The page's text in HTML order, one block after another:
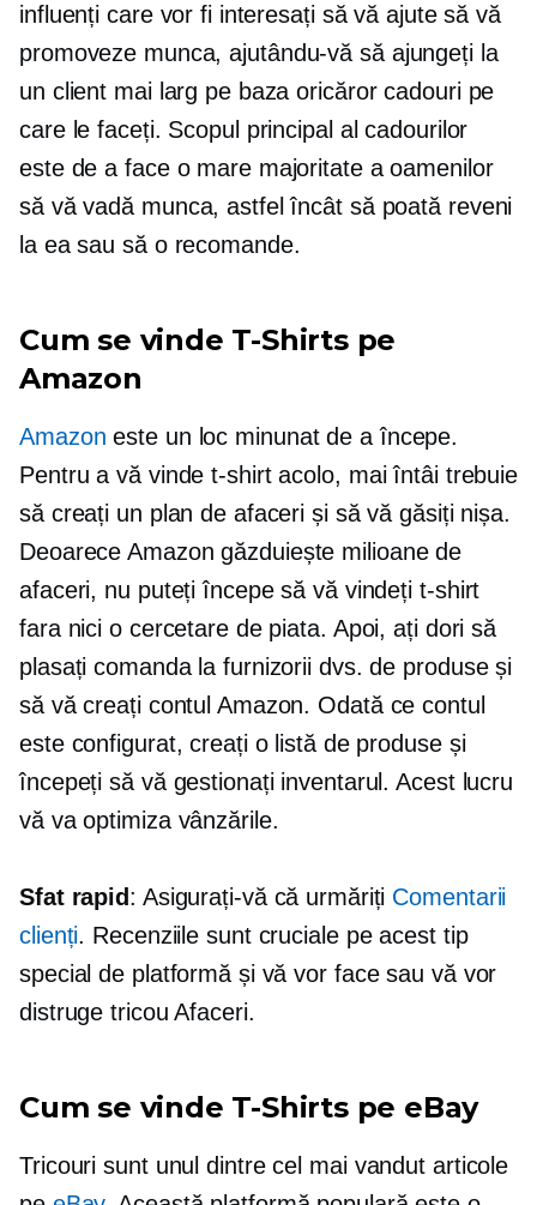
influenți care vor fi interesați să vă ajute să vă
promoveze munca, ajutându-vă să ajungeți la
un client mai larg pe baza oricăror cadouri pe
care le faceți. Scopul principal al cadourilor
este de a face o mare majoritate a oamenilor
să vă vadă munca, astfel încât să poată reveni
la ea sau să o recomande.
Cum se vinde T-Shirtspe
Amazon
Amazon este un loc minunat de a începe.
Pentru a vă vindet-shirtacolo, mai întâi trebuie
să creați un plan de afaceri și să vă găsiți nișa.
Deoarece Amazon găzduiește milioane de
afaceri, nu puteți începe să vă vindeți t-shirt
fara nici o cercetare de piata. Apoi, ați dori să
plasați comanda la furnizorii dvs. de produse și
să vă creați contul Amazon. Odată ce contul
este configurat, creați o listă de produse și
începeți să vă gestionați inventarul. Acest lucru
vă va optimiza vânzările.
Sfat rapid: Asigurați-vă că urmăriți Comentarii
clienți. Recenziile sunt cruciale pe acest tip
special de platformă și vă vor face sau vă vor
distrugetricou Afaceri.
Cum se vinde T-Shirtspe eBay
Tricouri sunt unul dintrecel mai vandut articole